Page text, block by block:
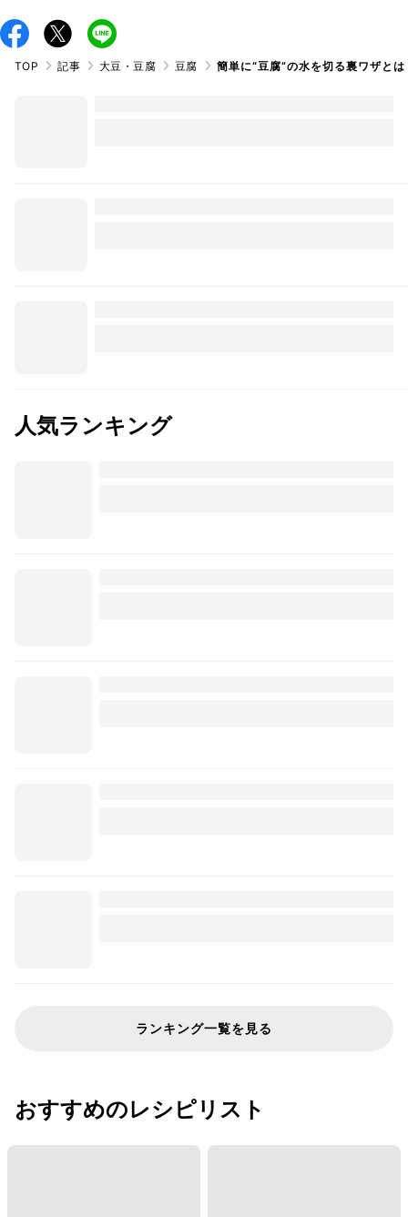
TOP 記事 大豆・豆腐 豆腐 簡単に“豆腐”の水を切る裏ワザと
人気ランキング
ランキング一覧を見る
おすすめのレシピリスト